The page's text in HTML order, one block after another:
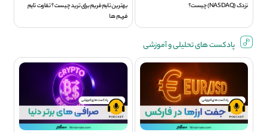
نزدک (NASDAQ) چیست؟
بهترین تایم فریم برای ترید چیست؟ تفاوت تایم
فریم ها
پادکست های تحلیلی و آموزشی